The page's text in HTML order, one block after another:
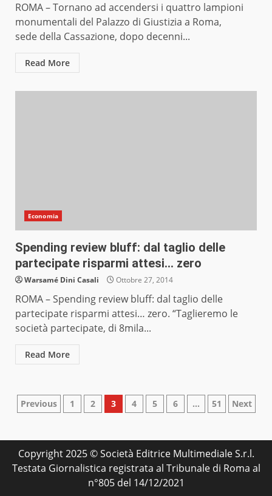
ROMA – Tornano ad accendersi i quattro lampioni
monumentali del Palazzo di Giustizia a Roma,
sede della Cassazione, dopo decenni...
Read More
Economia
Spending review bluff: dal taglio delle
partecipate risparmi attesi… zero
Warsamé Dini Casali Ottobre 27, 2014
ROMA – Spending review bluff: dal taglio delle
partecipate risparmi attesi… zero. “Taglieremo le
società partecipate, di 8mila...
Read More
Paginazione
articoli
Previous 1 2 3 4 5 6 … 51 Next
Copyright 2025 © Società Editrice Multimediale S.r.l.
Testata Giornalistica registrata al Tribunale di Roma al
n°805 del 14/12/2021